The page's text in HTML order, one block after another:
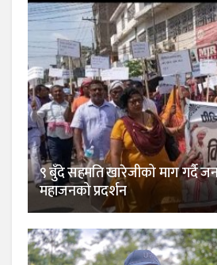
९ बुँदे सहमति खारेजीको माग गर्दै
महाजनको प्रदर्शन